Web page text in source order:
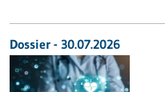
Dossier - 30.07.2026